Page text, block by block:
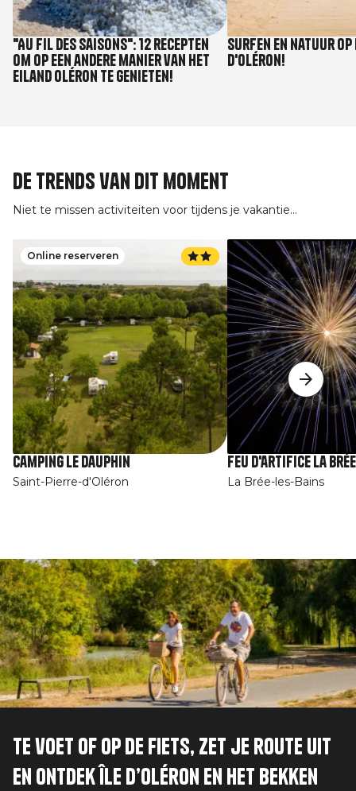
"Au fil des saisons": 12 recepten
om op een andere manier van het
eiland Oléron te genieten!
Surfen en natuur
d'Oléron!
De trends van dit moment
Niet te missen activiteiten voor tijdens je vakantie...
Online reserveren
Camping Le Dauphin
Saint-Pierre-d'Oléron
Feu d'artifice La
La Brée-les-Bains
Afbeelding
Te voet of op de fiets, zet je route uit
en ontdek Île d’Oléron en het bekken